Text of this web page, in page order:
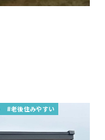
#老後住みやすい